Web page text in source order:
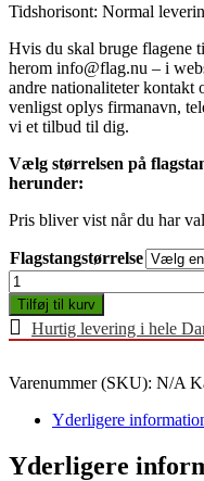
Tidshorisont: Normal
Hvis du skal bruge flagene
herom info@flag.nu – i
andre nationaliteter kontakt
venligst oplys firmanavn,
vi et tilbud til dig.
Vælg størrelsen på
herunder:
Pris bliver vist når du har
Flagstangstørrelse
Australien
antal
Tilføj til kurv
Hurtig levering i hele
Varenummer (SKU): N/A
Yderligere
Yderligere